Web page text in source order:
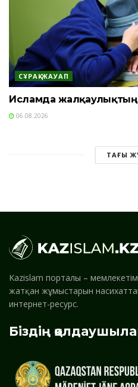
СҰРАҚ-ЖАУАП
Исламда
06.08.2026
ТАҒЫ
Kazislam порталы –
жатқан жұмыстарын
интернет-ресурс.
Біздің